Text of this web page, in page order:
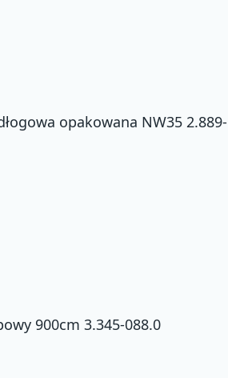
opakowana NW35 2.889-
900cm 3.345-088.0